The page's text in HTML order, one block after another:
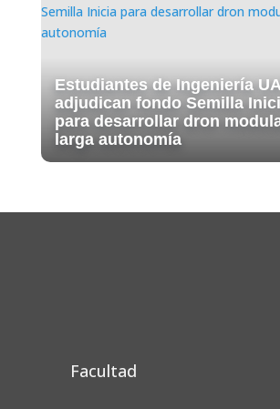
Estudiantes de Ingeniería
adjudican fondo Semilla
para desarrollar dron
larga autonomía
Facultad